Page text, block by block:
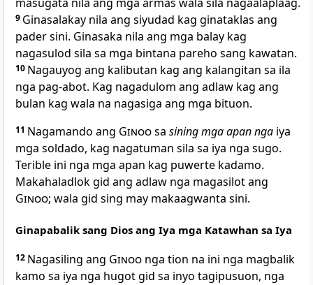
9 Ginasalakay nila ang siyudad kag ginataklas ang
pader sini. Ginasaka nila ang mga balay kag
nagasulod sila sa mga bintana pareho sang kawatan.
10 Nagauyog ang kalibutan kag ang kalangitan sa ila
nga pag-abot. Kag nagadulom ang adlaw kag ang
bulan kag wala na nagasiga ang mga bituon.
11 Nagamando ang Ginoosa sining mga apan nga iya
mga soldado, kag nagatuman sila sa iya nga sugo.
Terible ini nga mga apan kag puwerte kadamo.
Makahaladlok gid ang adlaw nga magasilot ang
Ginoo; wala gid sing may makaagwanta sini.
Ginapabalik sang Dios ang Iya mga Katawhan sa Iya
12 Nagasiling ang Ginoo nga tion na ini nga magbalik
kamo sa iya nga hugot gid sa inyo tagipusuon, nga